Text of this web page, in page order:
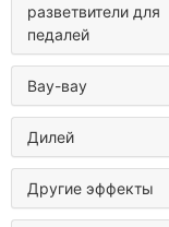
разветвители для
педалей
Вау-вау
Дилей
Другие эффекты